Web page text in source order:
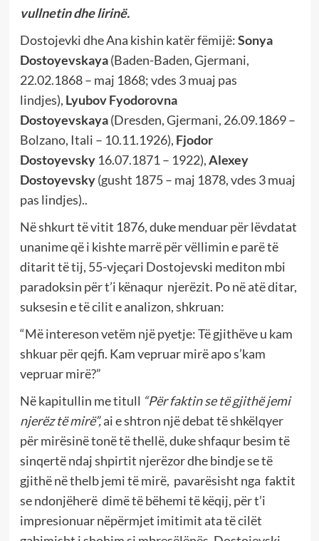
vullnetin dhe lirinë.
Dostojevki dhe Ana kishin katër fëmijë:Sonya
Dostoyevskaya(Baden-Baden, Gjermani,
22.02.1868 – maj 1868; vdes 3 muaj pas
lindjes), Lyubov Fyodorovna
Dostoyevskaya(Dresden, Gjermani, 26.09.1869 –
Bolzano, Itali – 10.11.1926), Fjodor
Dostoyevsky16.07.1871 – 1922),Alexey
Dostoyevsky(gusht 1875 – maj 1878, vdes 3 muaj
pas lindjes)..
Në shkurt të vitit 1876, duke menduar për lëvdatat
unanime që i kishte marrë për vëllimin e parë të
ditarit të tij, 55-vjeçari Dostojevski mediton mbi
paradoksin për t’i kënaqur njerëzit. Po në atë ditar,
suksesin e të cilit e analizon, shkruan:
“Më intereson vetëm një pyetje: Të gjithëve u kam
shkuar për qejfi. Kam vepruar mirë apo s’kam
vepruar mirë?”
Në kapitullin me titull “Për faktin se të gjithë jemi
njerëz të mirë”,ai e shtron një debat të shkëlqyer
për mirësinë tonë të thellë, duke shfaqur besim të
sinqertë ndaj shpirtit njerëzor dhe bindje se të
gjithë në thelb jemi të mirë, pavarësisht nga faktit
se ndonjëherë dimë të bëhemi të këqij, për t’i
impresionuar nëpërmjet imitimit ata të cilët